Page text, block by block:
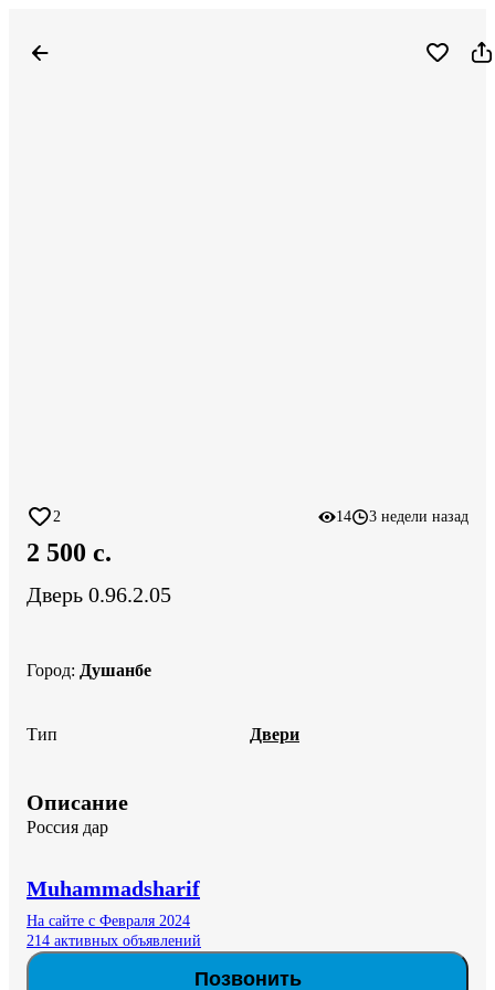
2 14 3 недели назад
2 500 c.
Дверь 0.96.2.05
Город: Душанбе
Тип Двери
Описание
Россия дар
Muhammadsharif
На сайте с Февраля 2024
214 активных объявлений
Позвонить